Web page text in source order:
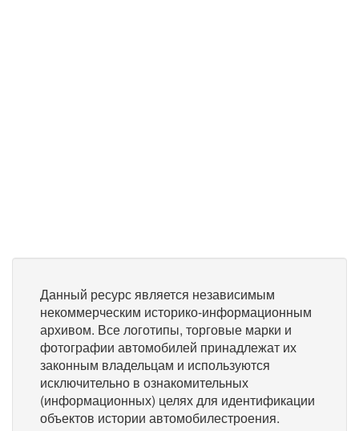
Данный ресурс является независимым
некоммерческим историко-информационным
архивом. Все логотипы, торговые марки и
фотографии автомобилей принадлежат их
законным владельцам и используются
исключительно в ознакомительных
(информационных) целях для идентификации
объектов истории автомобилестроения.